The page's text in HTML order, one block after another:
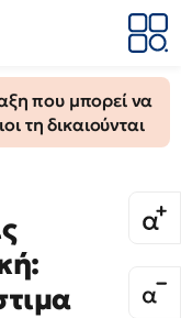
που μπορεί να
τη δικαιούνται